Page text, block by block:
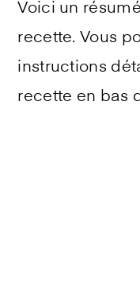
Voici un
recette. Vous
instructions
recette en bas